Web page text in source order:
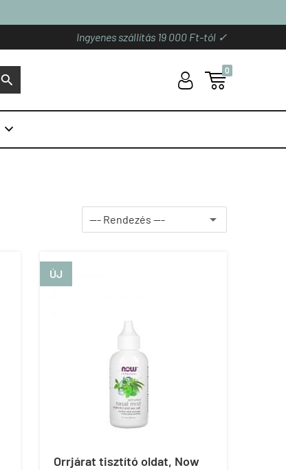
Ingyenes szállítás 19 000 Ft-tól ✓
S U 
0

ÚJ
Orrjárat tisztító oldat, Now